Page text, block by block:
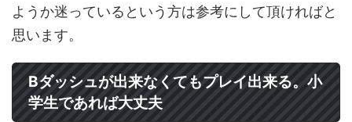
ようか迷っているという方は参考にして頂ければと
思います。
Bダッシュが出来なくてもプレイ出来る。小
学生であれば大丈夫